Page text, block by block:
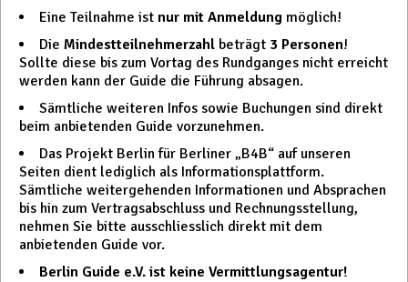
Eine Teilnahme ist nur mit Anmeldung möglich!
Die Mindestteilnehmerzahl beträgt 3 Personen!
Sollte diese bis zum Vortag des Rundganges nicht erreicht
werden kann der Guide die Führung absagen.
Sämtliche weiteren Infos sowie Buchungen sind direkt
beim anbietenden Guide vorzunehmen.
Das Projekt Berlin für Berliner „B4B“ auf unseren
Seiten dient lediglich als Informationsplattform.
Sämtliche weitergehenden Informationen und Absprachen
bis hin zum Vertragsabschluss und Rechnungsstellung,
nehmen Sie bitte ausschliesslich direkt mit dem
anbietenden Guide vor.
Berlin Guide e.V. ist keine Vermittlungsagentur!